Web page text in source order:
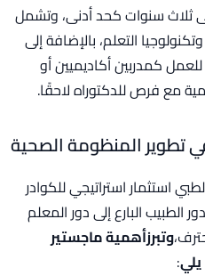
ثلاث سنوات كحد أدنى، وتشمل
التعلم، بالإضافة إلى
كمدربين أكاديميين أو
مع فرص للدكتوراه لاحقًا.
تطوير المنظومة الصحية
استثمار استراتيجي للكوادر
البارع إلى دور المعلم
وتبرزأهمية ماجستير
: